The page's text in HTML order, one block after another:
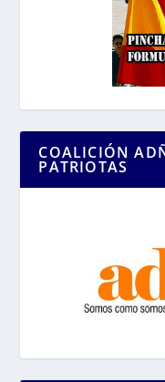
COALICIÓN
PATRIOTAS